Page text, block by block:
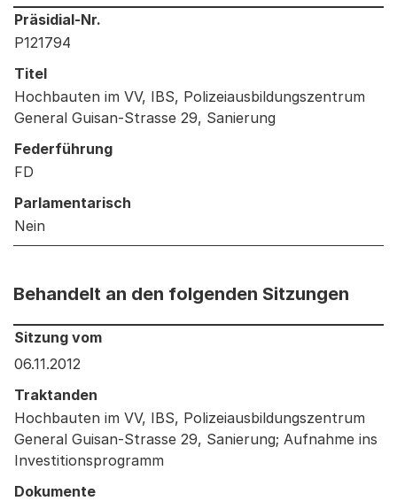
Informationen zum Ausgewählten Geschäft
Präsidial-Nr.
P121794
Titel
Hochbauten im VV, IBS, Polizeiausbildungszentrum
General Guisan-Strasse 29, Sanierung
Federführung
FD
Parlamentarisch
Nein
Behandelt an den folgenden Sitzungen
Behandelt an den folgenden Sitzungen: Informationen
Sitzung vom
06.11.2012
Traktanden
Hochbauten im VV, IBS, Polizeiausbildungszentrum
General Guisan-Strasse 29, Sanierung; Aufnahme ins
Investitionsprogramm
Dokumente